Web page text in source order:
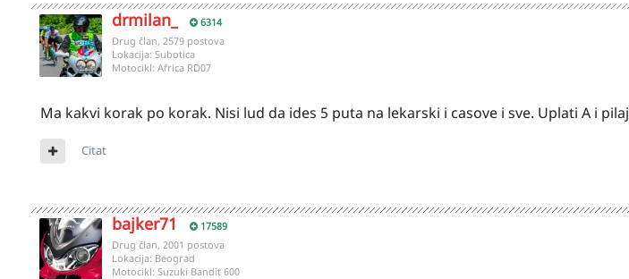
drmilan_ 6314
Drug član, 2579 postova
Lokacija: Subotica
Motocikl: Africa RD07
Ma kakvi korak po korak. Nisi lud da ides 5 puta na lekarski i casove i sve. Uplati A i pilaj
Citat
bajker71 17589
Drug član, 2001 postova
Lokacija: Beograd
Motocikl: Suzuki Bandit 600